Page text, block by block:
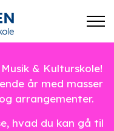
& Kulturskole!
år med masser
arrangementer.
hvad du kan gå til